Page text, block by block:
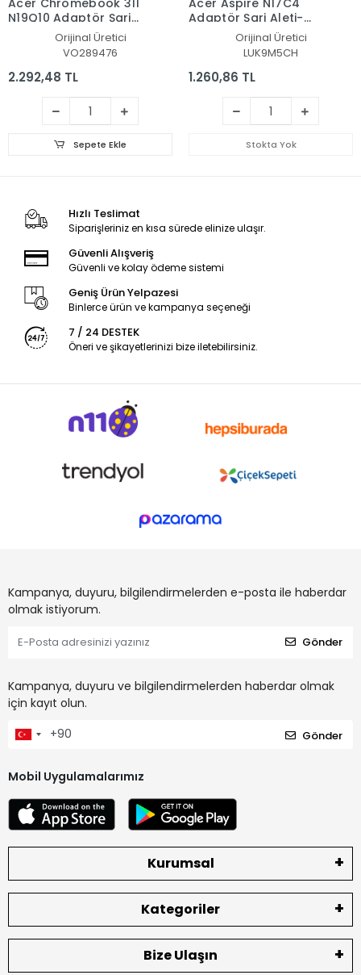
Acer Chromebook 311
N19Q10 Adaptör Şarj
Aleti-CihazıOrijinal Üretici
VO289476
2.292,48 TL
Sepete Ekle
Acer Aspire N17C4
Adaptör Şarj Aleti-
Orijinal Üretici
LUK9M5CH
1.260,86 TL
Stokta Yok
Hızlı Teslimat
Siparişleriniz en kısa sürede elinize ulaşır.
Güvenli Alışveriş
Güvenli ve kolay ödeme sistemi
Geniş Ürün Yelpazesi
Binlerce ürün ve kampanya seçeneği
7 / 24 DESTEK
Öneri ve şikayetlerinizi bize iletebilirsiniz.
Kampanya, duyuru, bilgilendirmelerden e-posta ile haberdar
olmak istiyorum.
Gönder
Kampanya, duyuru ve bilgilendirmelerden haberdar olmak
için kayıt olun.
Gönder
Mobil Uygulamalarımız
Kurumsal
Kategoriler
Bize Ulaşın